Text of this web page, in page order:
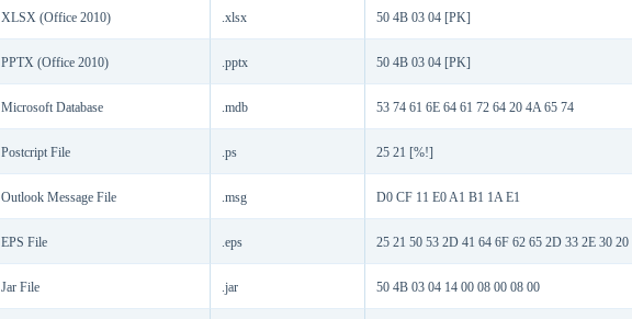
XLSX (Office 2010) .xlsx 50 4B 03 04 [PK]
PPTX (Office 2010) .pptx 50 4B 03 04 [PK]
Microsoft Database .mdb 53 74 61 6E 64 61 72 64 20 4A 65 74
Postcript File .ps 25 21 [%!]
Outlook Message File .msg D0 CF 11 E0 A1 B1 1A E1
EPS File .eps 25 21 50 53 2D 41 64 6F 62 65 2D 33 2E 30
Jar File .jar 50 4B 03 04 14 00 08 00 08 00